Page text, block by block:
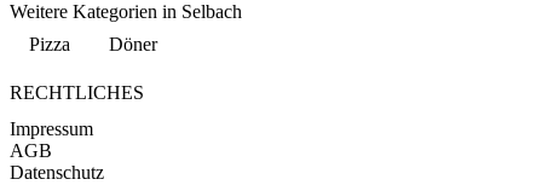
Weitere Kategorien in Selbach
Pizza
Döner
RECHTLICHES
Impressum
AGB
Datenschutz